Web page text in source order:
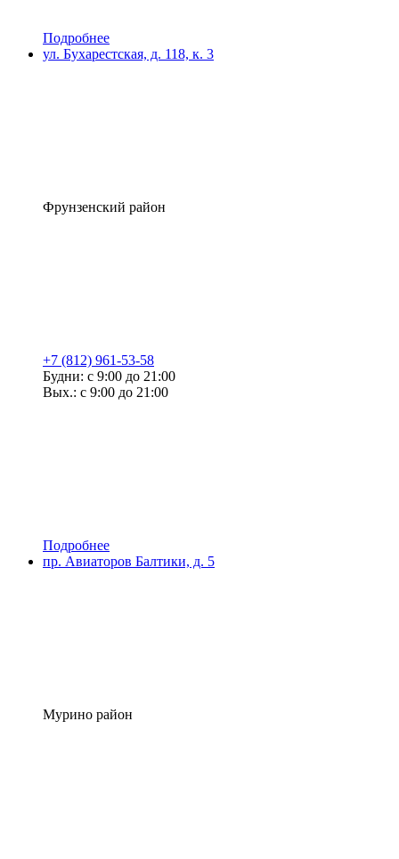
Подробнее
ул. Бухарестская, д. 118, к. 3
Фрунзенский район
+7 (812) 961-53-58
Будни: с 9:00 до 21:00
Вых.: с 9:00 до 21:00
Подробнее
пр. Авиаторов Балтики, д. 5
Мурино район